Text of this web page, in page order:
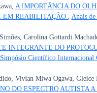
A IMPORTÂNCIA DO
EM REABILITAÇÃO
Anais
Carolina Gottardi
INTEGRANTE DO
Científico Internacional
Vivian Miwa Ogawa, Gleice
DO ESPECTRO AUTISTA